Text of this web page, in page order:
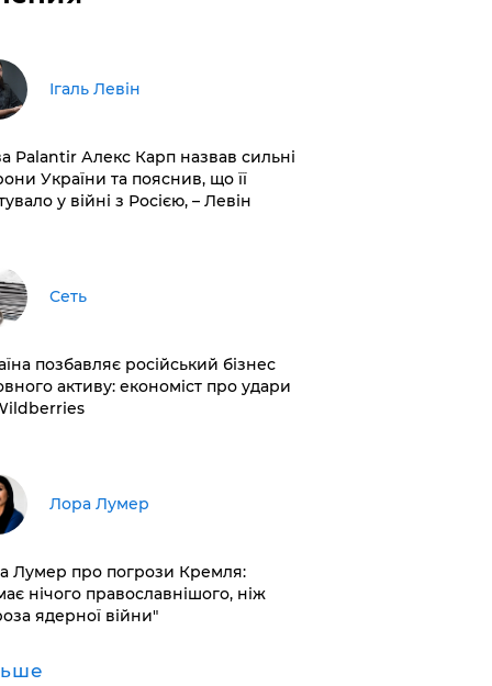
Ігаль Левін
Palantir Алекс Карп назвав сильні
України та пояснив, що її
у війні з Росією, – Левін
Сеть
позбавляє російський бізнес
активу: економіст про удари
​Лора Лумер
Лумер про погрози Кремля:
нічого православнішого, ніж
ядерної війни"